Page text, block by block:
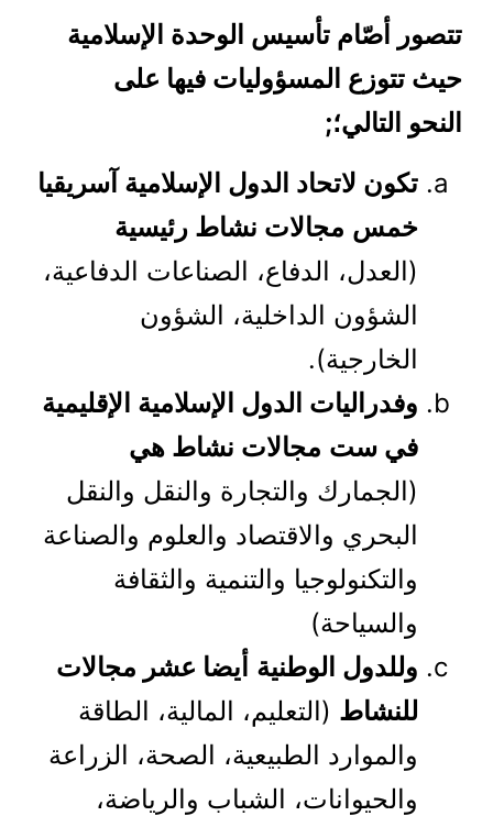
تتصور أصّام تأسيس الوحدة الإسلامية
حيث تتوزع المسؤوليات فيها على
النحو التالي؛;
تكون لاتحاد الدول الإسلامية آسريقيا
خمس مجالات نشاط رئيسية
(العدل، الدفاع، الصناعات الدفاعية،
الشؤون الداخلية، الشؤون
الخارجية).
وفدراليات الدول الإسلامية الإقليمية
في ست مجالات نشاط هي
(الجمارك والتجارة والنقل والنقل
البحري والاقتصاد والعلوم والصناعة
والتكنولوجيا والتنمية والثقافة
والسياحة)
وللدول الوطنية أيضا عشر مجالات
للنشاط (التعليم، المالية، الطاقة
والموارد الطبيعية، الصحة، الزراعة
والحيوانات، الشباب والرياضة،